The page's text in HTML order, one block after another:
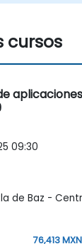
cursos
09:30
de Baz -
76,413 MXN